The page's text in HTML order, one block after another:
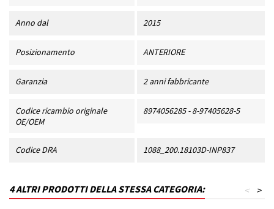
Anno dal 2015
Posizionamento ANTERIORE
Garanzia 2 anni fabbricante
Codice ricambio originale
OE/OEM
8974056285 - 8-97405628-5
Codice DRA 1088_200.18103D-INP837
4 ALTRI PRODOTTI DELLA STESSA CATEGORIA: >
<